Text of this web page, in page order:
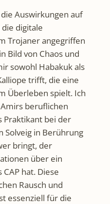
Auswirkungen auf
digitale
Trojaner angegriffen
Bild von Chaos und
sowohl Habakuk als
trifft, die eine
Überleben spielt. Ich
beruflichen
Praktikant bei der
Solveig in Berührung
bringt, der
über ein
hat. Diese
Rausch und
essenziell für die